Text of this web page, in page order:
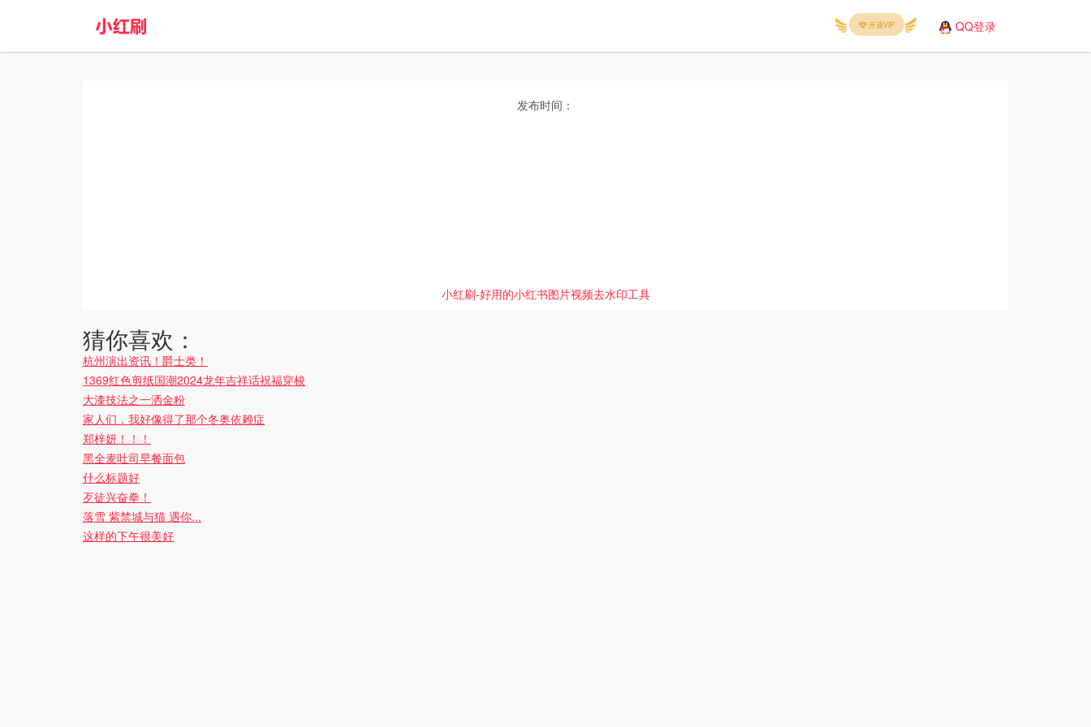
QQ登录
开通VIP
发布时间：
小红刷-好用的小红书图片视频去水印工具
猜你喜欢：
杭州演出资讯！爵士类！
1369红色剪纸国潮2024龙年吉祥话祝福穿梭
大漆技法之一洒金粉
家人们，我好像得了那个冬奥依赖症
郑梓妍！！！
黑全麦吐司早餐面包
什么标题好
歹徒兴奋拳！
落雪 紫禁城与猫 遇你...
这样的下午很美好